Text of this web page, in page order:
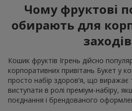
Чому фруктові
обирають для
заходів
Кошик фруктів Ігрень дійсно
корпоративних привітань Букет у
просто набір здоров’я, що
виступати в ролі преміум-набіру,
поєднання і брендованого